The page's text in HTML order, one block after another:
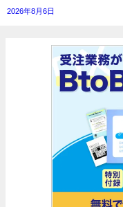
2026年8月6日